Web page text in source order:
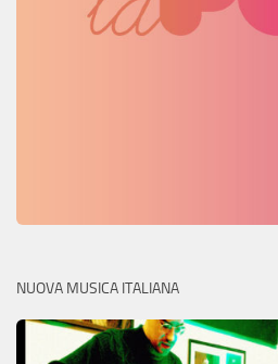
NUOVA MUSICA ITALIANA